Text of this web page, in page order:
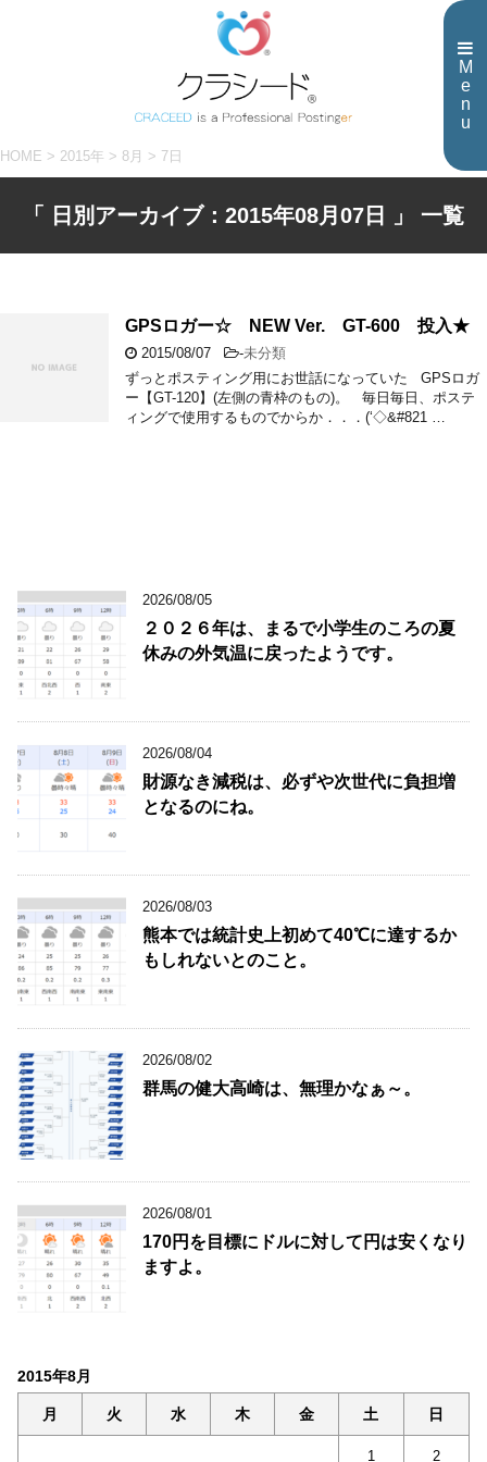
M
e
n
u
HOME > 2015年 > 8月 > 7日
「 日別アーカイブ：2015年08月07日 」 一覧
GPSロガー☆ NEW Ver. GT-600 投入★
2015/08/07 -未分類
ずっとポスティング用にお世話になっていた GPSロガ
ー【GT-120】(左側の青枠のもの)。 毎日毎日、ポステ
ィングで使用するものでからか．．．(‘◇&#821 …
2026/08/05
２０２６年は、まるで小学生のころの夏
休みの外気温に戻ったようです。
2026/08/04
財源なき減税は、必ずや次世代に負担増
となるのにね。
2026/08/03
熊本では統計史上初めて40℃に達するか
もしれないとのこと。
2026/08/02
群馬の健大高崎は、無理かなぁ～。
2026/08/01
170円を目標にドルに対して円は安くなり
ますよ。
2015年8月
月 火 水 木 金 土 日
1 2